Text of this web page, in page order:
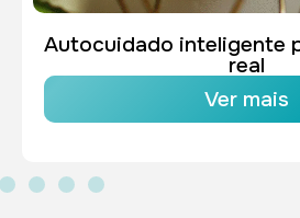
Autocuidado inteligente
real
Ver mais